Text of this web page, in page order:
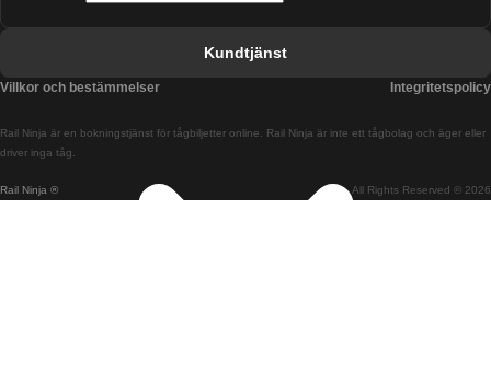
Tåg från Budapest till Bratislava
Rail Ninja ® All Rights Reserved © 2026
Rail Ninja är en bokningstjänst för tågbiljetter online. Rail Ninja är inte ett tågbolag och äger eller
driver inga tåg.
Kundtjänst
Villkor och bestämmelser Integritetspolicy